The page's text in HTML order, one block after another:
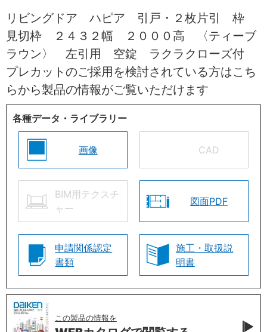
リビングドア ハピア 引戸・２枚片引 枠
見切枠 ２４３２幅 ２０００高 〈ティーブ
ラウン〉 左引用 空錠 ラクラクローズ付
プレカットのご採用を検討されている方はこち
らから製品の情報がご覧いただけます
各種データ・ライブラリー
画像 CAD
BIM用テクスチ
ャー
図面PDF
申請関係認定
書類
施工・取扱説
明書
この製品の情報を